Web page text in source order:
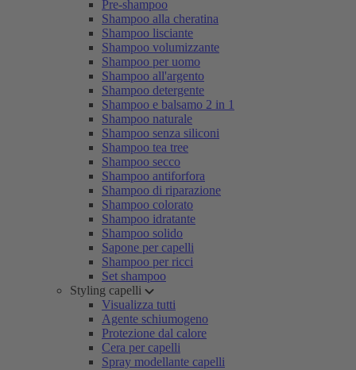
Pre-shampoo
Shampoo alla cheratina
Shampoo lisciante
Shampoo volumizzante
Shampoo per uomo
Shampoo all'argento
Shampoo detergente
Shampoo e balsamo 2 in 1
Shampoo naturale
Shampoo senza siliconi
Shampoo tea tree
Shampoo secco
Shampoo antiforfora
Shampoo di riparazione
Shampoo colorato
Shampoo idratante
Shampoo solido
Sapone per capelli
Shampoo per ricci
Set shampoo
Styling capelli
Visualizza tutti
Agente schiumogeno
Protezione dal calore
Cera per capelli
Spray modellante capelli